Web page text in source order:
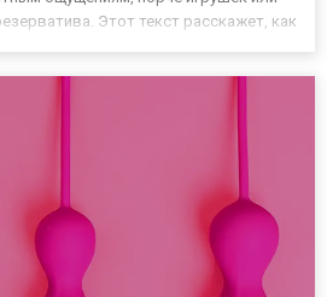
Этот текст расскажет, как